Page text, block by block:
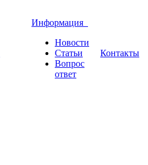
Информация
Новости
Статьи
Вопрос
ответ
Контакты